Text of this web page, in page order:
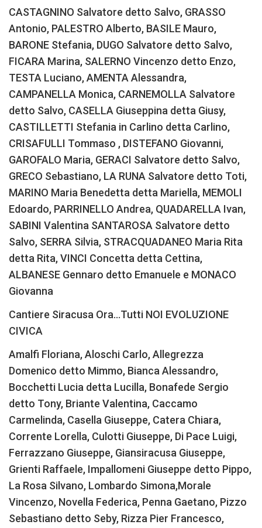
CASTAGNINO Salvatore detto Salvo, GRASSO
Antonio, PALESTRO Alberto, BASILE Mauro,
BARONE Stefania, DUGO Salvatore detto Salvo,
FICARA Marina, SALERNO Vincenzo detto Enzo,
TESTA Luciano, AMENTA Alessandra,
CAMPANELLA Monica, CARNEMOLLA Salvatore
detto Salvo, CASELLA Giuseppina detta Giusy,
CASTILLETTI Stefania in Carlino detta Carlino,
CRISAFULLI Tommaso , DISTEFANO Giovanni,
GAROFALO Maria, GERACI Salvatore detto Salvo,
GRECO Sebastiano, LA RUNA Salvatore detto Toti,
MARINO Maria Benedetta detta Mariella, MEMOLI
Edoardo, PARRINELLO Andrea, QUADARELLA Ivan,
SABINI Valentina SANTAROSA Salvatore detto
Salvo, SERRA Silvia, STRACQUADANEO Maria Rita
detta Rita, VINCI Concetta detta Cettina,
ALBANESE Gennaro detto Emanuele e MONACO
Giovanna
Cantiere Siracusa Ora…Tutti NOI EVOLUZIONE
CIVICA
Amalfi Floriana, Aloschi Carlo, Allegrezza
Domenico detto Mimmo, Bianca Alessandro,
Bocchetti Lucia detta Lucilla, Bonafede Sergio
detto Tony, Briante Valentina, Caccamo
Carmelinda, Casella Giuseppe, Catera Chiara,
Corrente Lorella, Culotti Giuseppe, Di Pace Luigi,
Ferrazzano Giuseppe, Giansiracusa Giuseppe,
Grienti Raffaele, Impallomeni Giuseppe detto Pippo,
La Rosa Silvano, Lombardo Simona,Morale
Vincenzo, Novella Federica, Penna Gaetano, Pizzo
Sebastiano detto Seby, Rizza Pier Francesco,